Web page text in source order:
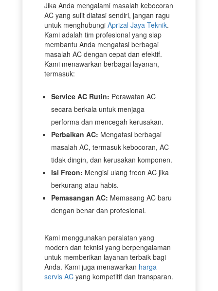
Jika Anda mengalami masalah kebocoran
AC yang sulit diatasi sendiri, jangan ragu
untuk menghubungi Aprizal Jaya Teknik.
Kami adalah tim profesional yang siap
membantu Anda mengatasi berbagai
masalah AC dengan cepat dan efektif.
Kami menawarkan berbagai layanan,
termasuk:
Service AC Rutin: Perawatan AC
secara berkala untuk menjaga
performa dan mencegah kerusakan.
Perbaikan AC: Mengatasi berbagai
masalah AC, termasuk kebocoran, AC
tidak dingin, dan kerusakan komponen.
Isi Freon: Mengisi ulang freon AC jika
berkurang atau habis.
Pemasangan AC: Memasang AC baru
dengan benar dan profesional.
Kami menggunakan peralatan yang
modern dan teknisi yang berpengalaman
untuk memberikan layanan terbaik bagi
Anda. Kami juga menawarkan harga
servis ACyang kompetitif dan transparan.